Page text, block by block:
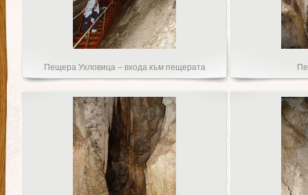
Пещера Ухловица – входа към пещерата